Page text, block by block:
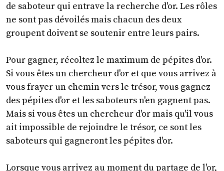
de saboteur qui entrave la recherche d'or. Les rôles
ne sont pas dévoilés mais chacun des deux
groupent doivent se soutenir entre leurs pairs.
Pour gagner, récoltez le maximum de pépites d'or.
Si vous êtes un chercheur d'or et que vous arrivez à
vous frayer un chemin vers le trésor, vous gagnez
des pépites d'or et les saboteurs n'en gagnent pas.
Mais si vous êtes un chercheur d'or mais qu'il vous
ait impossible de rejoindre le trésor, ce sont les
saboteurs qui gagneront les pépites d'or.
Lorsque vous arrivez au moment du partage de l'or,